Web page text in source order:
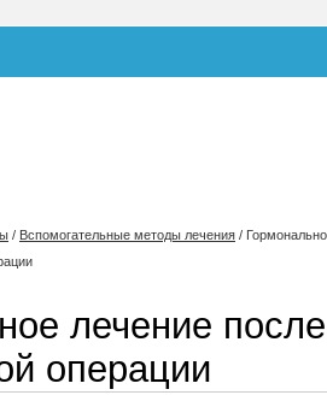
/ Вспомогательные методы лечения /
лечение после
операции